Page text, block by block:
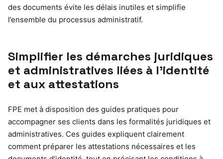
des documents évite les délais inutiles et simplifie
l’ensemble du processus administratif.
Simplifier les démarches juridiques
et administratives liées à l’identité
et aux attestations
FPE met à disposition des guides pratiques pour
accompagner ses clients dans les formalités juridiques et
administratives. Ces guides expliquent clairement
comment préparer les attestations nécessaires et les